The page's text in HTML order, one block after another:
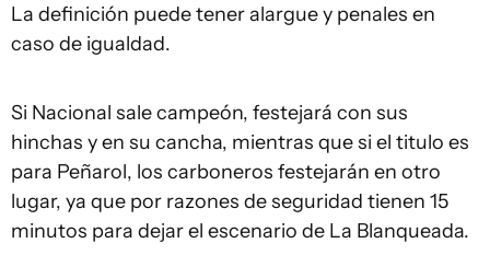
La definición puede tener alargue y penales en
caso de igualdad.
Si Nacional sale campeón, festejará con sus
hinchas y en su cancha, mientras que si el titulo es
para Peñarol, los carboneros festejarán en otro
lugar, ya que por razones de seguridad tienen 15
minutos para dejar el escenario de La Blanqueada.